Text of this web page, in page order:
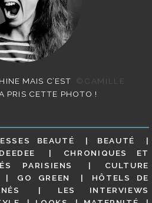
MAIS C’EST
©CAMILLE
PRIS CETTE PHOTO !
BEAUTÉ
BEAUTÉ
CHRONIQUES ET
PARISIENS
CULTURE
GO GREEN
HÔTELS DE
LES INTERVIEWS